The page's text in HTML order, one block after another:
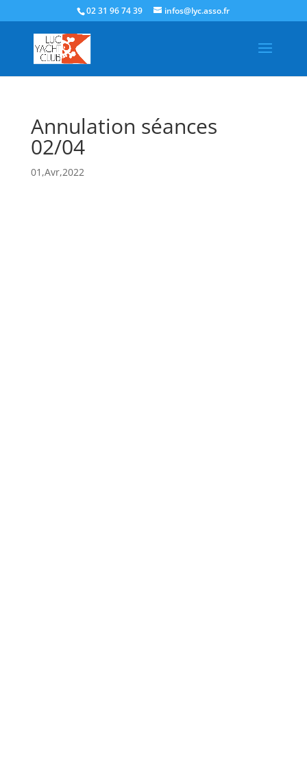
02 31 96 74 39 infos@lyc.asso.fr
Annulation séances
02/04
01,Avr,2022